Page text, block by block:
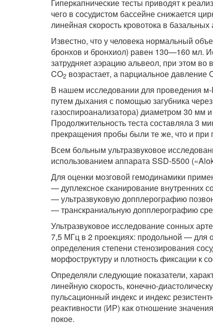
Гиперкапнические тесты приводят к
чего в сосудистом бассейне снижается
линейная скорость кровотока в базальных
Известно, что у человека нормальный
бронхов и бронхиол) равен 130—160 мл.
затрудняет аэрацию альвеол, при этом
CO2 возрастает, а парциальное давление
В нашем исследовании для проведения
путем дыхания с помощью загубника
газоспироанализатора) диаметром 30 мм
Продолжительность теста составляла 3
прекращения пробы были те же, что и
Всем больным ультразвуковое
использованием аппарата SSD-5500
Для оценки мозговой гемодинамики
— дуплексное сканирование внутренних
— ультразвуковую допплерографию
— транскраниальную допплерографию
Ультразвуковое исследование сонных
7,5 МГц в 2 проекциях: продольной — для
определения степени стенозирования
морфоструктуру и плотность фиксации к
Определяли следующие показатели,
линейную скорость, конечно-
пульсационный индекс и индекс
реактивности (ИР) как отношение
покое.